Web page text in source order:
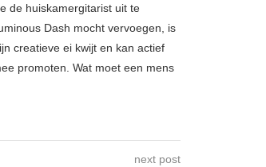
de huiskamergitarist uit te
Dash mocht vervoegen, is
creatieve ei kwijt en kan actief
promoten. Wat moet een mens
next post